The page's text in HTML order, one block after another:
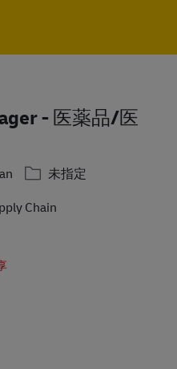
- 医薬品/医
类别未指定
Chain